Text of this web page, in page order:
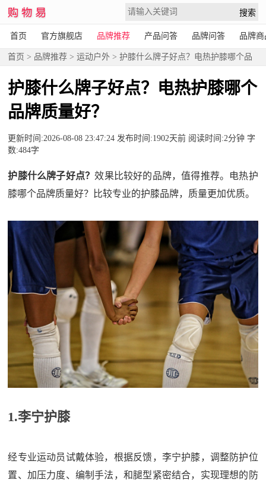
首页 官方旗舰店 品牌推荐 产品问答 品牌问答 品牌商
首页 > 品牌推荐 >运动户外 > 护膝什么牌子好点？电热护膝哪个品
护膝什么牌子好点？电热护膝哪个
品牌质量好？
更新时间:2026-08-08 23:47:24 发布时间:1902天前 阅读时间:2分钟 字
数:484字
护膝什么牌子好点？效果比较好的品牌，值得推荐。电热护
膝哪个品牌质量好？比较专业的护膝品牌，质量更加优质。
1.李宁护膝
经专业运动员试戴体验，根据反馈，李宁护膝，调整防护位
置、加压力度、编制手法，和腿型紧密结合，实现理想的防